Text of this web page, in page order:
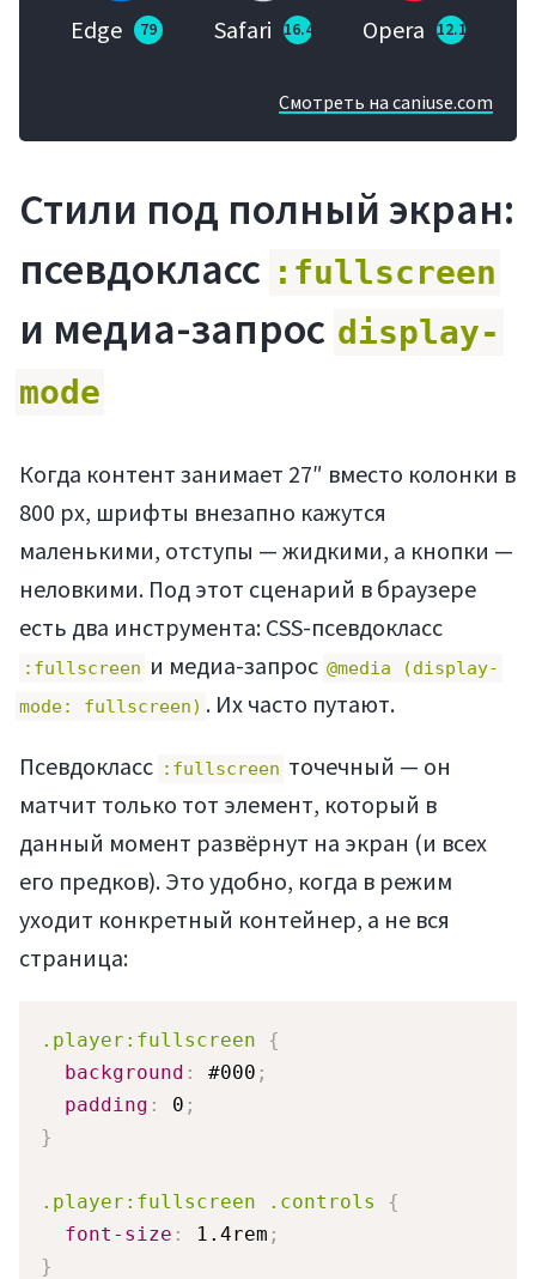
Edge 79 Safari 16.4 Opera 12.1
Смотреть на caniuse.com
Стили под полный экран:
псевдокласс :fullscreen
и медиа-запрос display-
mode
Когда контент занимает 27″ вместо колонки в
800 px, шрифты внезапно кажутся
маленькими, отступы — жидкими, а кнопки —
неловкими. Под этот сценарий в браузере
есть два инструмента: CSS-псевдокласс
:fullscreen и медиа-запрос @media (display-
mode: fullscreen) . Их часто путают.
Псевдокласс :fullscreen точечный — он
матчит только тот элемент, который в
данный момент развёрнут на экран (и всех
его предков). Это удобно, когда в режим
уходит конкретный контейнер, а не вся
страница:
.player:fullscreen
{
background : #000 ;
padding : 0 ;
}
.player:fullscreen .controls
{
font-size : 1.4rem ;
}